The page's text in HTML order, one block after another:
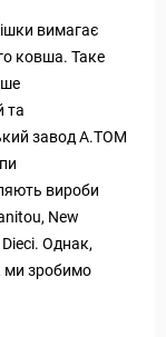
вимагає
ковша. Таке
та
завод А.ТОМ
вироби
New
Однак,
ми зробимо